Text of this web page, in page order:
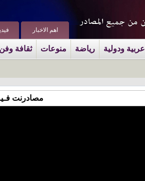
اهم الاخبار
عربية ودولية رياضة منوعات ثقافة وفن
مصادرنت